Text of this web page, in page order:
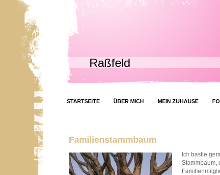
Raßfeld
STARTSEITE ÜBER MICH MEIN ZUHAUSE
Familienstammbaum
Ich bastle
Stammbaum,